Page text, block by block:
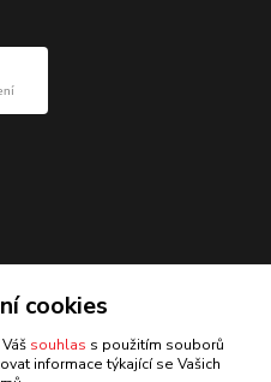
cookies
souhlas s použitím souborů
informace týkající se Vašich